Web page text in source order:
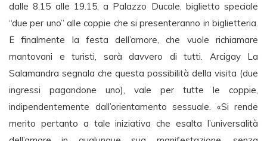
dalle 8.15 alle 19.15, a Palazzo Ducale, biglietto speciale
“due per uno” alle coppie che si presenteranno in biglietteria.
E finalmente la festa dell’amore, che vuole richiamare
mantovani e turisti, sarà davvero di tutti. Arcigay La
Salamandra segnala che questa possibilità della visita (due
ingressi pagandone uno), vale per tutte le coppie,
indipendentemente dall’orientamento sessuale. «Si rende
merito pertanto a tale iniziativa che esalta l’universalità